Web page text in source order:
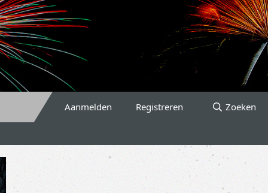
Aanmelden Registreren Zoeken